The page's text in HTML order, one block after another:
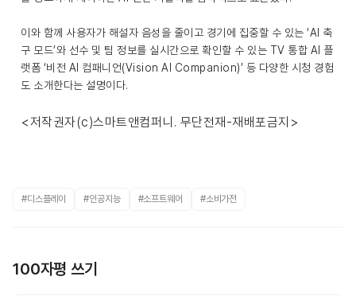
이와 함께 사용자가 해설자 음성을 줄이고 경기에 집중할 수 있는 ‘AI 축
구 모드’와 선수 및 팀 정보를 실시간으로 확인할 수 있는 TV 통합 AI 플
랫폼 ‘비전 AI 컴패니언(Vision AI Companion)’ 등 다양한 시청 경험
도 소개한다는 설명이다.
<저작권자(c)스마트앤컴퍼니. 무단전재-재배포금지>
#디스플레이 #인공지능 #소프트웨어 #소비가전
100자평 쓰기